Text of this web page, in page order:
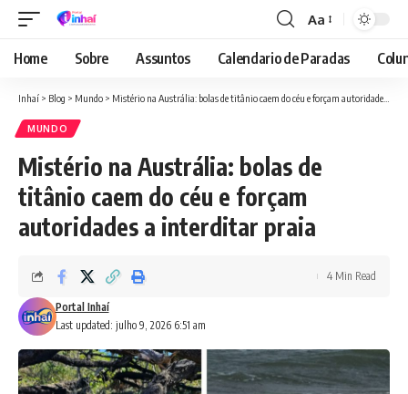
Font
Resizer
Aa
Home Sobre Assuntos Calendario de Paradas
Inhaí > Blog > Mundo > Mistério na Austrália: bolas de titânio caem do céu e forçam autoridades a interditar praia
MUNDO
Mistério na Austrália: bolas de
titânio caem do céu e forçam
autoridades a interditar praia
Last updated: julho 9, 2026 6:51 am
Portal Inhaí
4 Min Read